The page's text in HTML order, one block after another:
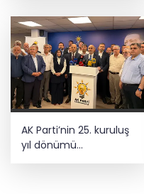
AK Parti’nin 25. kuruluş
yıl dönümü